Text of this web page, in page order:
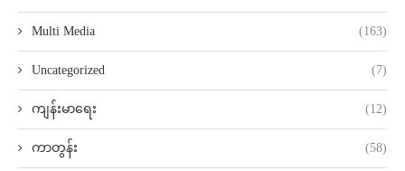
Multi Media (163)
Uncategorized (7)
ကျန်းမာရေး (12)
ကာတွန်း (58)